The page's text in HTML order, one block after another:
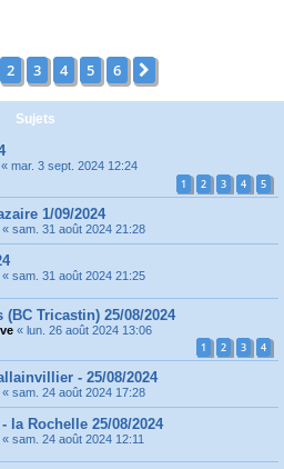
2 3 4 5 6
Sujets
« mar. 3 sept. 2024 12:24
1 2 3 4 5
1/09/2024
« sam. 31 août 2024 21:28
« sam. 31 août 2024 21:25
Tricastin) 25/08/2024
« lun. 26 août 2024 13:06
1 2 3 4
- 25/08/2024
« sam. 24 août 2024 17:28
la Rochelle 25/08/2024
« sam. 24 août 2024 12:11